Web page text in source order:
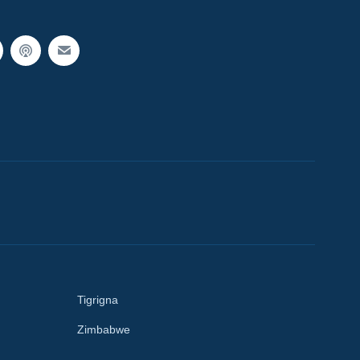
Tigrigna
Zimbabwe